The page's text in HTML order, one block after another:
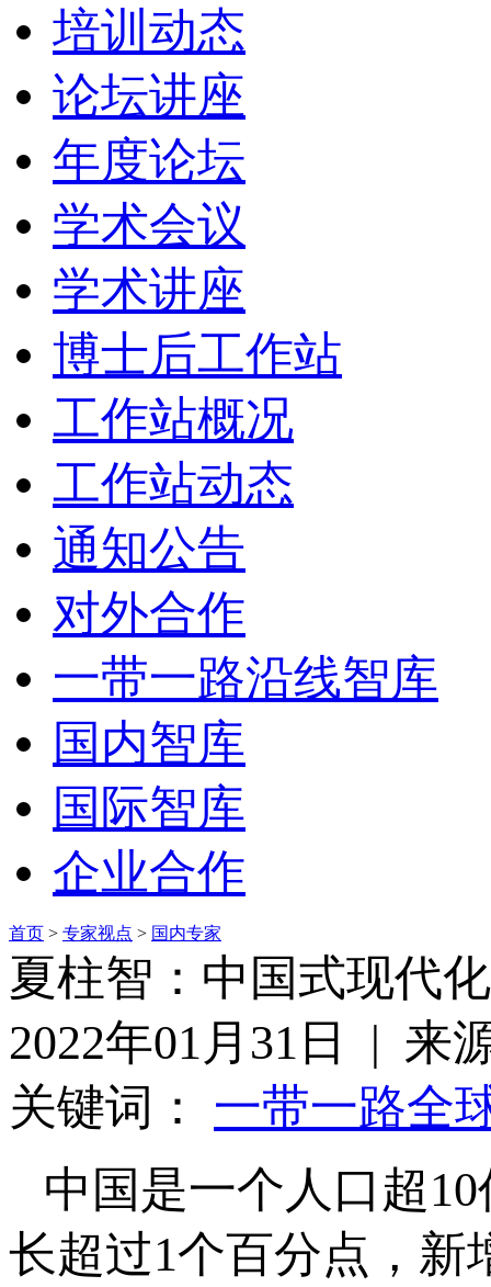
培训动态
论坛讲座
年度论坛
学术会议
学术讲座
博士后工作站
工作站概况
工作站动态
通知公告
对外合作
一带一路沿线智库
国内智库
国际智库
企业合作
首页 > 专家视点 > 国内专家
夏柱智：中国式现代
2022年01月31日 | 来
关键词： 一带一路全
中国是一个人口超
长超过1个百分点，新